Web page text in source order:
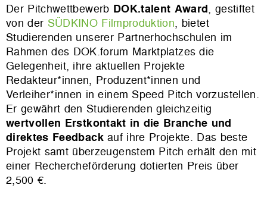
Der Pitchwettbewerb DOK.talent Award, gestiftet
von der SÜDKINO Filmproduktion, bietet
Studierenden unserer Partnerhochschulen im
Rahmen des DOK.forum Marktplatzes die
Gelegenheit, ihre aktuellen Projekte
Redakteur*innen, Produzent*innen und
Verleiher*innen in einem Speed Pitch vorzustellen.
Er gewährt den Studierenden gleichzeitig
wertvollen Erstkontakt in die Branche und
direktes Feedbackauf ihre Projekte. Das beste
Projekt samt überzeugenstem Pitch erhält den mit
einer Rechercheförderung dotierten Preis über
2,500 €.